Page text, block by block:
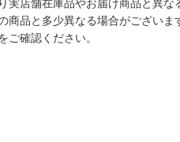
実店舗在庫品やお届け商品と異な
商品と多少異なる場合がございま
ご確認ください。